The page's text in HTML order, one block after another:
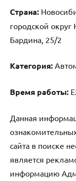
Страна:
городской
Бардина, 25/2
Категория:
Время работы:
Данная
сайта в поиске
является
информацию